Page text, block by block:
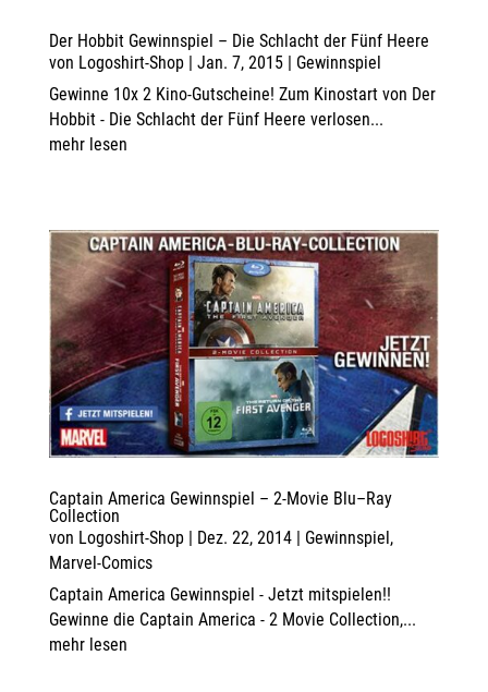
Der Hobbit Gewinnspiel – Die Schlacht der Fünf Heere
von Logoshirt-Shop| Jan. 7, 2015| Gewinnspiel
Gewinne 10x 2 Kino-Gutscheine! Zum Kinostart von Der
Hobbit - Die Schlacht der Fünf Heere verlosen...
mehr lesen
Captain America Gewinnspiel – 2-Movie Blu–Ray
Collection
von Logoshirt-Shop| Dez. 22, 2014| Gewinnspiel ,
Marvel-Comics
Captain America Gewinnspiel - Jetzt mitspielen!!
Gewinne die Captain America - 2 Movie Collection,...
mehr lesen